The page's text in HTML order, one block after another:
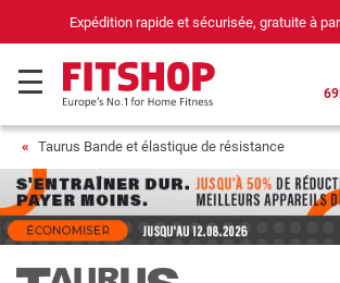
Expédition rapide et sécurisée, gratuite à partir
Taurus Bande et élastique de résistance